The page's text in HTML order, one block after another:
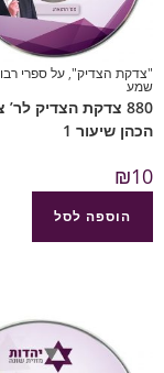
"צדקת הצדיק",על ספרי
שמע
880 צדקת הצדיק לר’
הכהן שיעור 1
₪10
הוספה לסל